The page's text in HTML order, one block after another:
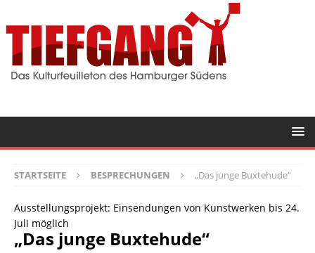
STARTSEITE BESPRECHUNGEN „Das junge Buxtehude“
Ausstellungsprojekt: Einsendungen von Kunstwerken bis 24.
Juli möglich
„Das junge Buxtehude“